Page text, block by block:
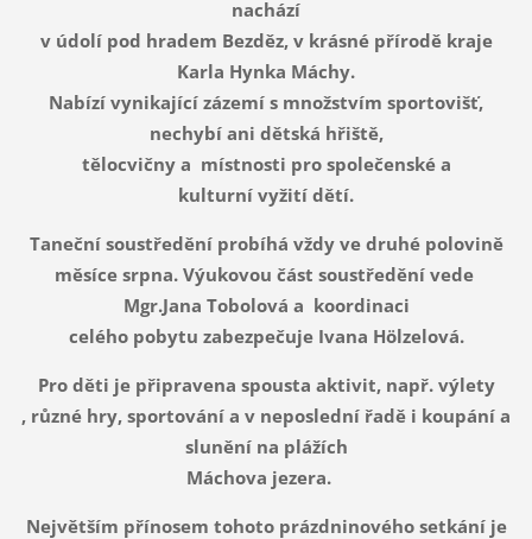
nachází
v údolí pod hradem Bezděz, v krásné přírodě kraje
Karla Hynka Máchy.
Nabízí vynikající zázemí s množstvím sportovišť,
nechybí ani dětská hřiště,
tělocvičny a místnosti pro společenské a
kulturní vyžití dětí.
Taneční soustředění probíhá vždy ve druhé polovině
měsíce srpna. Výukovou část soustředění vede
Mgr.Jana Tobolová a koordinaci
celého pobytu zabezpečuje Ivana Hölzelová.
Pro děti je připravena spousta aktivit, např. výlety
, různé hry, sportování a v neposlední řadě i koupání a
slunění na plážích
Máchova jezera.
Největším přínosem tohoto prázdninového setkání je